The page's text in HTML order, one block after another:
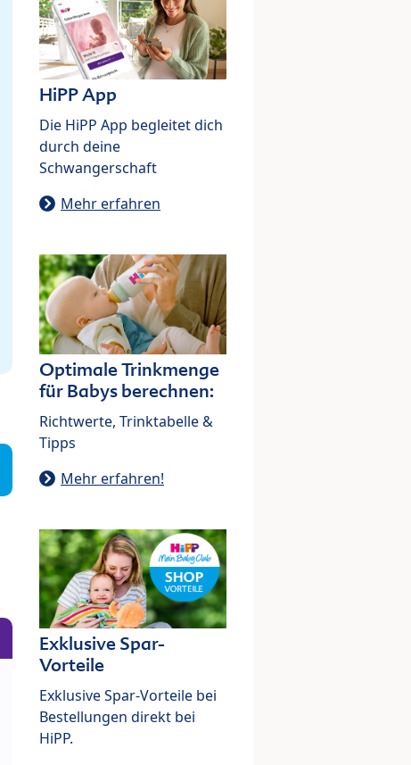
HiPP App
Die HiPP App begleitet dich
durch deine
Schwangerschaft
Mehr erfahren
Optimale Trinkmenge
für Babys berechnen:
Richtwerte, Trinktabelle &
Tipps
Mehr erfahren!
Exklusive Spar-
Vorteile
Exklusive Spar-Vorteile bei
Bestellungen direkt bei
HiPP.